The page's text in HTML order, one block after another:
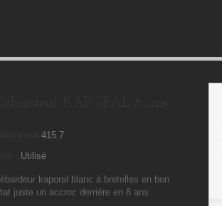
415.7
Utilisé
kaporal blanc à bretelles en bon
juste un accroc derriére en 8 ans